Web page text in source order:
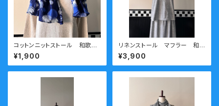
コットンニットストール 和歌山
ニット 日本製 kirippa 〇柄
ブルー 送料無料
¥1,900
リネンストール マフラー 和
歌山ニット 日本製 kirippa
ボーダー(大) ホワイトxグレ
ー 送料無料
¥3,900